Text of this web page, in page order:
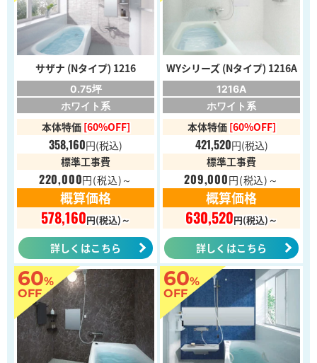
サザナ (Nタイプ) 1216
0.75坪
ホワイト系
本体特価 [60%OFF]
358,160円(税込)
標準工事費
220,000円(税込)～
概算価格
578,160円(税込)～
詳しくはこちら
WYシリーズ (Nタイプ) 1216A
1216A
ホワイト系
本体特価 [60%OFF]
421,520円(税込)
標準工事費
209,000円(税込)～
概算価格
630,520円(税込)～
詳しくはこちら
60%
OFF
60%
OFF